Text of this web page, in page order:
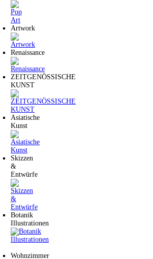
Artwork
Renaissance
ZEITGENÖSSISCHE
KUNST
Asiatische
Kunst
Skizzen
&
Entwürfe
Botanik
Illustrationen
Wohnzimmer